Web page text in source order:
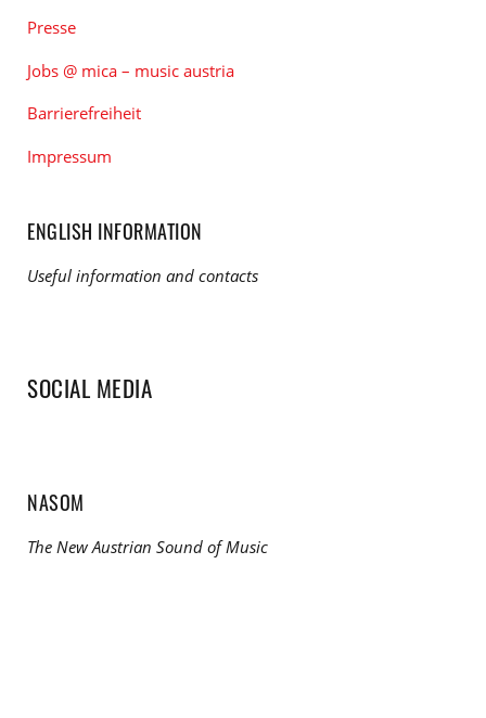
Presse
Jobs @ mica – music austria
Barrierefreiheit
Impressum
ENGLISH INFORMATION
Useful information and contacts
SOCIAL MEDIA
NASOM
The New Austrian Sound of Music